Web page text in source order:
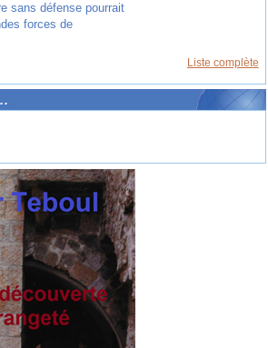
sans défense pourrait
forces de
Liste complète